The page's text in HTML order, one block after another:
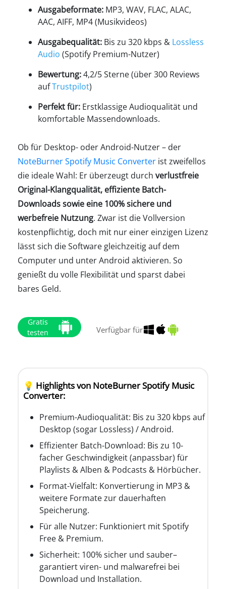
Ausgabeformate: MP3, WAV, FLAC, ALAC,
AAC, AIFF, MP4 (Musikvideos)
Ausgabequalität: Bis zu 320 kbps & Lossless
Audio (Spotify Premium-Nutzer)
Bewertung:4,2/5 Sterne (über 300 Reviews
aufTrustpilot)
Perfekt für: Erstklassige Audioqualität und
komfortable Massendownloads.
Ob für Desktop- oder Android-Nutzer – der
NoteBurner Spotify Music Converter ist zweifellos
die ideale Wahl: Er überzeugt durch verlustfreie
Original-Klangqualität, effiziente Batch-
Downloads sowie eine 100% sichere und
werbefreie Nutzung. Zwar ist die Vollversion
kostenpflichtig, doch mit nur einer einzigen Lizenz
lässt sich die Software gleichzeitig auf dem
Computer und unter Android aktivieren. So
genießt du volle Flexibilität und sparst dabei
bares Geld.
Gratis
testen
Verfügbar für
💡 Highlights von NoteBurner Spotify Music
Converter:
Premium-Audioqualität: Bis zu 320 kbps auf
Desktop (sogar Lossless) / Android.
Effizienter Batch-Download: Bis zu 10-
facher Geschwindigkeit (anpassbar) für
Playlists & Alben & Podcasts & Hörbücher.
Format-Vielfalt: Konvertierung in MP3 &
weitere Formate zur dauerhaften
Speicherung.
Für alle Nutzer: Funktioniert mit Spotify
Free & Premium.
Sicherheit: 100% sicher und sauber–
garantiert viren- und malwarefrei bei
Download und Installation.